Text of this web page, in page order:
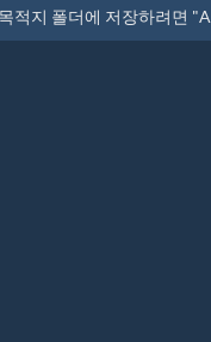
적지 폴더에 저장하려면